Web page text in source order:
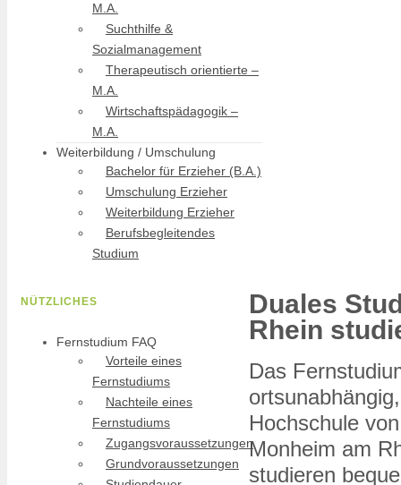
Duales
Rhein
Das
Hochschule
Monheim am
studieren
M.A.
Suchthilfe &
Sozialmanagement
Therapeutisch orientierte –
M.A.
Wirtschaftspädagogik –
M.A.
Weiterbildung / Umschulung
Bachelor für Erzieher (B.A.)
Umschulung Erzieher
Weiterbildung Erzieher
Berufsbegleitendes
Studium
NÜTZLICHES
Fernstudium FAQ
Vorteile eines
Fernstudiums
Nachteile eines
Fernstudiums
Zugangsvoraussetzungen
Grundvoraussetzungen